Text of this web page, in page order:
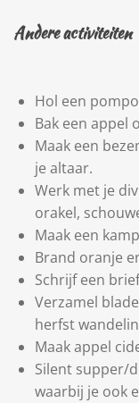
Andere activiteiten
Hol een
Bak een appel
Maak een
je altaar.
Werk met je
orakel,
Maak een
Brand oranje
Schrijf een
Verzamel
herfst
Maak appel
Silent supper/
waarbij je ook